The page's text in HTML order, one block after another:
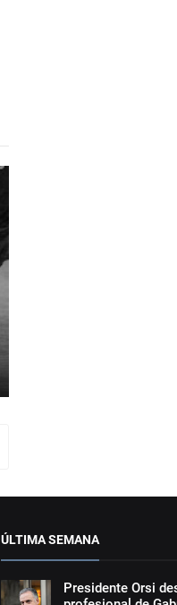
ÚLTIMA SEMANA
Presidente Orsi